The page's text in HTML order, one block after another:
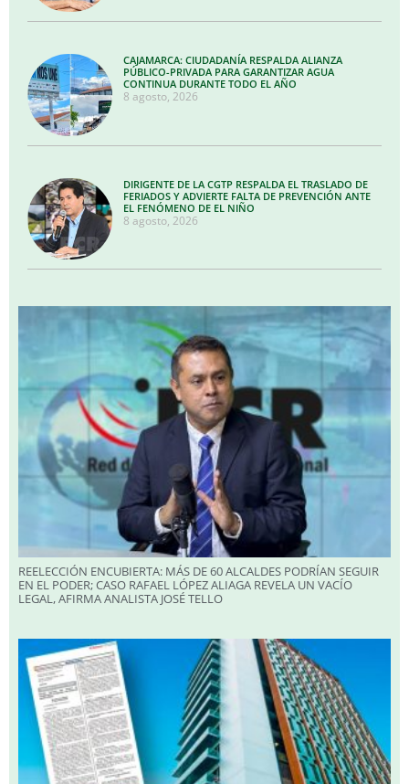
CAJAMARCA: CIUDADANÍA RESPALDA ALIANZA
PÚBLICO-PRIVADA PARA GARANTIZAR AGUA
CONTINUA DURANTE TODO EL AÑO
8 agosto, 2026
DIRIGENTE DE LA CGTP RESPALDA EL TRASLADO DE
FERIADOS Y ADVIERTE FALTA DE PREVENCIÓN ANTE
EL FENÓMENO DE EL NIÑO
8 agosto, 2026
REELECCIÓN ENCUBIERTA: MÁS DE 60 ALCALDES PODRÍAN SEGUIR
EN EL PODER; CASO RAFAEL LÓPEZ ALIAGA REVELA UN VACÍO
LEGAL, AFIRMA ANALISTA JOSÉ TELLO